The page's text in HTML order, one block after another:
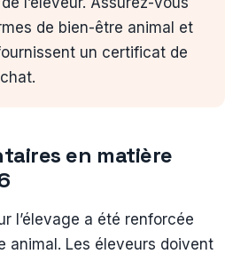
de bien-être animal et
un certificat de
en matière
l’élevage a été renforcée
animal. Les éleveurs doivent